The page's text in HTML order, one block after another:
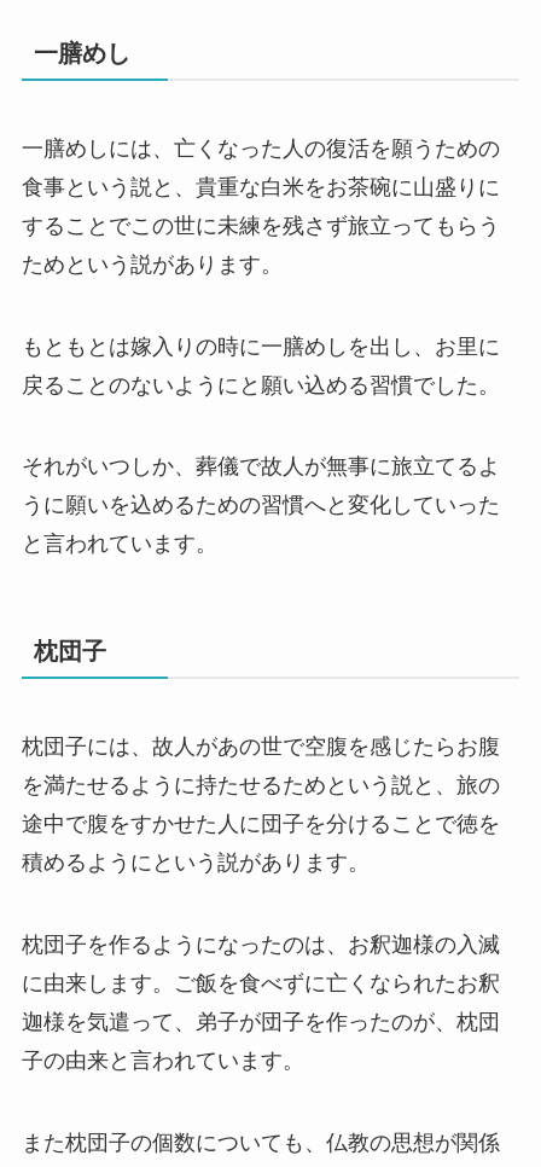
一膳めし
一膳めしには、亡くなった人の復活を願うための
食事という説と、貴重な白米をお茶碗に山盛りに
することでこの世に未練を残さず旅立ってもらう
ためという説があります。
もともとは嫁入りの時に一膳めしを出し、お里に
戻ることのないようにと願い込める習慣でした。
それがいつしか、葬儀で故人が無事に旅立てるよ
うに願いを込めるための習慣へと変化していった
と言われています。
枕団子
枕団子には、故人があの世で空腹を感じたらお腹
を満たせるように持たせるためという説と、旅の
途中で腹をすかせた人に団子を分けることで徳を
積めるようにという説があります。
枕団子を作るようになったのは、お釈迦様の入滅
に由来します。ご飯を食べずに亡くなられたお釈
迦様を気遣って、弟子が団子を作ったのが、枕団
子の由来と言われています。
また枕団子の個数についても、仏教の思想が関係